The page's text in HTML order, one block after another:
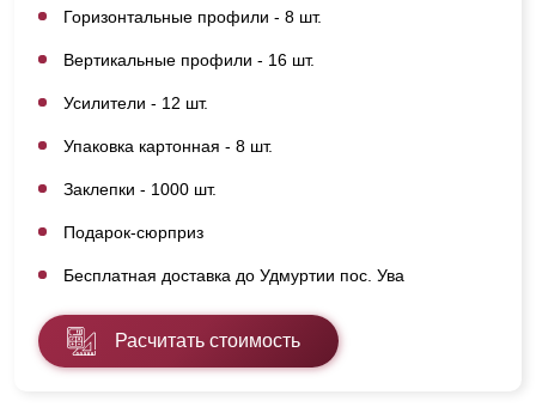
Горизонтальные профили - 8 шт.
Вертикальные профили - 16 шт.
Усилители - 12 шт.
Упаковка картонная - 8 шт.
Заклепки - 1000 шт.
Подарок-сюрприз
Бесплатная доставка до Удмуртии пос. Ува
Расчитать стоимость